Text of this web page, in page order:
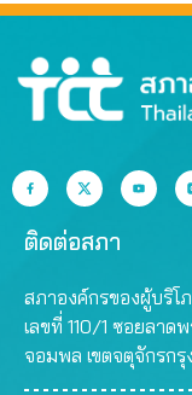
ติดต่อสภา
สภาองค์กรของผู้บริโ
เลขที่ 110/1 ซอยลา
จอมพล เขตจตุจักรก